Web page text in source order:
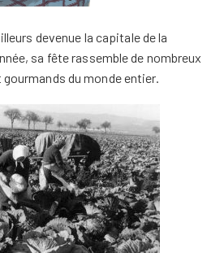
devenue la capitale de la
sa fête rassemble de nombreux
du monde entier.